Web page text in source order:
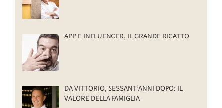
APP E INFLUENCER, IL GRANDE RICATTO
DA VITTORIO, SESSANT’ANNI DOPO: IL
VALORE DELLA FAMIGLIA